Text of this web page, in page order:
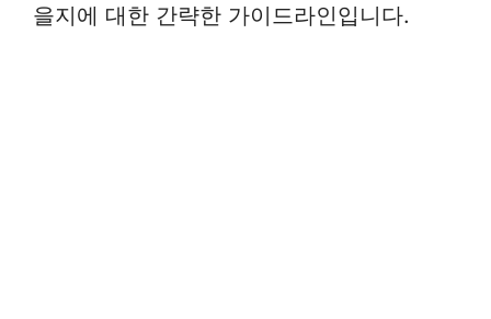
을지에 대한 간략한 가이드라인입니다.